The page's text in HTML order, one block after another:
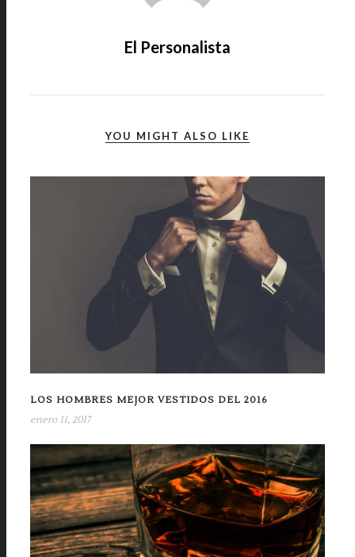
El Personalista
YOU MIGHT ALSO LIKE
LOS HOMBRES MEJOR VESTIDOS DEL 2016
enero 11, 2017